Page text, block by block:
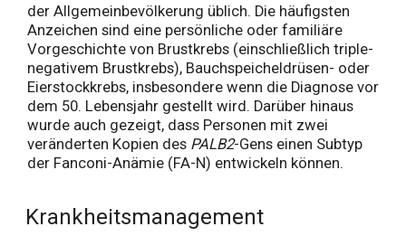
der Allgemeinbevölkerung üblich. Die häufigsten
Anzeichen sind eine persönliche oder familiäre
Vorgeschichte von Brustkrebs (einschließlich triple-
negativem Brustkrebs), Bauchspeicheldrüsen- oder
Eierstockkrebs, insbesondere wenn die Diagnose vor
dem 50. Lebensjahr gestellt wird. Darüber hinaus
wurde auch gezeigt, dass Personen mit zwei
veränderten Kopien des PALB2-Gens einen Subtyp
der Fanconi-Anämie (FA-N) entwickeln können.
Krankheitsmanagement